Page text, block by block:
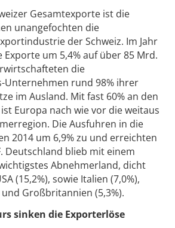
Gesamtexporte ist die
unangefochten die
der Schweiz. Im Jahr
Exporte um 5,4% auf über 85 Mrd.
die
Unternehmen rund 98% ihrer
im Ausland. Mit fast 60% an den
Europa nach wie vor die weitaus
Die Ausfuhren in die
2014 um 6,9% zu und erreichten
Deutschland blieb mit einem
Abnehmerland, dicht
(15,2%), sowie Italien (7,0%),
und Großbritannien (5,3%).
sinken die Exporterlöse